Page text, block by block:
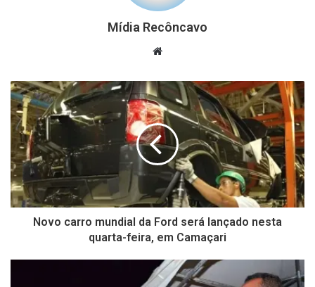
Mídia Recôncavo
Website
Novo carro mundial da Ford será lançado nesta
quarta-feira, em Camaçari